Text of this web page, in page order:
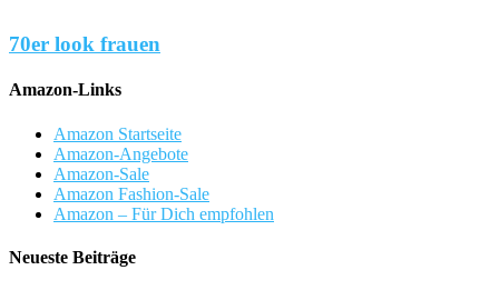
70er look frauen
Amazon-Links
Amazon Startseite
Amazon-Angebote
Amazon-Sale
Amazon Fashion-Sale
Amazon – Für Dich empfohlen
Neueste Beiträge